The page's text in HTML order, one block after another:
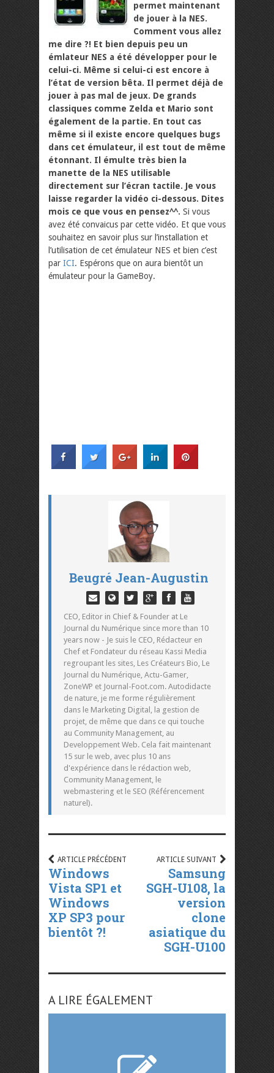
permet maintenant
de jouer à la NES.
Comment vous allez
me dire ?! Et bien depuis peu un
émlateur NES a été développer pour le
celui-ci. Même si celui-ci est encore à
l’état de version bêta. Il permet déjà de
jouer à pas mal de jeux. De grands
classiques comme Zelda et Mario sont
également de la partie. En tout cas
même si il existe encore quelques bugs
dans cet émulateur, il est tout de même
étonnant. Il émulte très bien la
manette de la NES utilisable
directement sur l’écran tactile. Je vous
laisse regarder la vidéo ci-dessous. Dites
mois ce que vous en pensez^^. Si vous
avez été convaicus par cette vidéo. Et que vous
souhaitez en savoir plus sur l’installation et
l’utilisation de cet émulateur NES et bien c’est
par ICI. Espérons que on aura bientôt un
émulateur pour la GameBoy.
Beugré Jean-Augustin
CEO, Editor in Chief & Founder at Le
Journal du Numérique since more than 10
years now - Je suis le CEO, Rédacteur en
Chef et Fondateur du réseau Kassi Media
regroupant les sites, Les Créateurs Bio, Le
Journal du Numérique, Actu-Gamer,
ZoneWP et Journal-Foot.com. Autodidacte
de nature, je me forme régulièrement
dans le Marketing Digital, la gestion de
projet, de même que dans ce qui touche
au Community Management, au
Developpement Web. Cela fait maintenant
15 sur le web, avec plus 10 ans
d'expérience dans le rédaction web,
Community Management, le
webmastering et le SEO (Référencement
naturel).
ARTICLE PRÉCÉDENT
Windows
Vista SP1 et
Windows
XP SP3 pour
bientôt ?!
ARTICLE SUIVANT
Samsung
SGH-U108, la
version
clone
asiatique du
SGH-U100
A LIRE ÉGALEMENT